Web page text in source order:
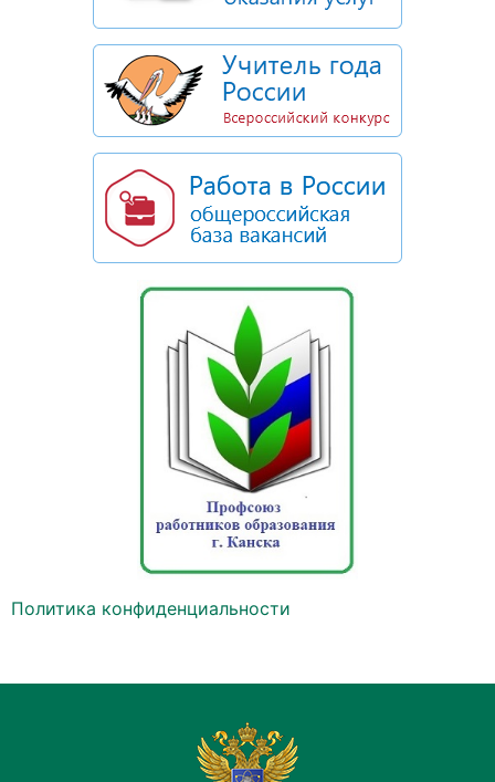
Политика конфиденциальности